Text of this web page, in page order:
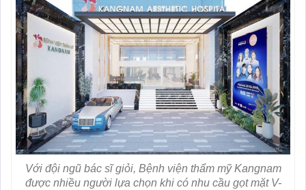
Với đội ngũ bác sĩ giỏi, Bệnh viện thẩm mỹ Kangnam
được nhiều người lựa chọn khi có nhu cầu gọt mặt V-